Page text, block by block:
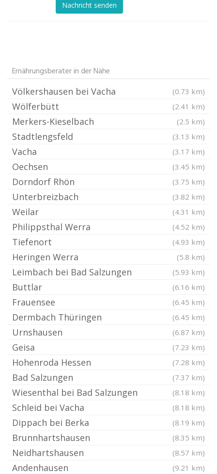
Nachricht senden
Ernährungsberater in der Nähe
Völkershausen bei Vacha (0.73 km)
Wölferbütt (2.41 km)
Merkers-Kieselbach (2.5 km)
Stadtlengsfeld (3.13 km)
Vacha (3.17 km)
Oechsen (3.45 km)
Dorndorf Rhön (3.75 km)
Unterbreizbach (3.82 km)
Weilar (4.31 km)
Philippsthal Werra (4.52 km)
Tiefenort (4.93 km)
Heringen Werra (5.8 km)
Leimbach bei Bad Salzungen (5.93 km)
Buttlar (6.16 km)
Frauensee (6.45 km)
Dermbach Thüringen (6.45 km)
Urnshausen (6.87 km)
Geisa (7.23 km)
Hohenroda Hessen (7.28 km)
Bad Salzungen (7.37 km)
Wiesenthal bei Bad Salzungen (8.18 km)
Schleid bei Vacha (8.18 km)
Dippach bei Berka (8.19 km)
Brunnhartshausen (8.35 km)
Neidhartshausen (8.57 km)
Andenhausen (9.21 km)